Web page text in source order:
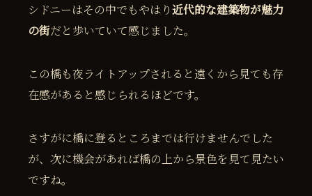
シドニーはその中でもやはり近代的な建築物が魅力
の街だと歩いていて感じました。
この橋も夜ライトアップされると遠くから見ても存
在感があると感じられるほどです。
さすがに橋に登るところまでは行けませんでした
が、次に機会があれば橋の上から景色を見て見たい
ですね。